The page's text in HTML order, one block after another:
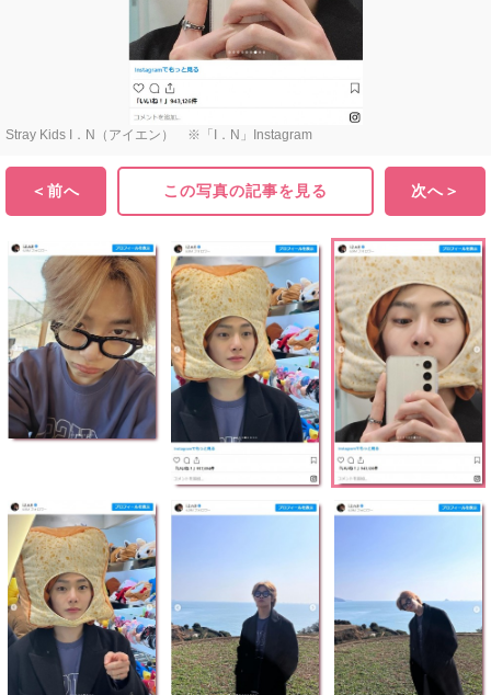
Stray Kids I．N（アイエン） ※「I．N」Instagram
＜前へ この写真の記事を見る 次へ＞